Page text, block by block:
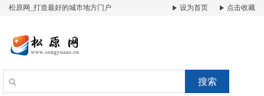
松原网_打造最好的城市地方门户 设为首页 点击收藏
搜索